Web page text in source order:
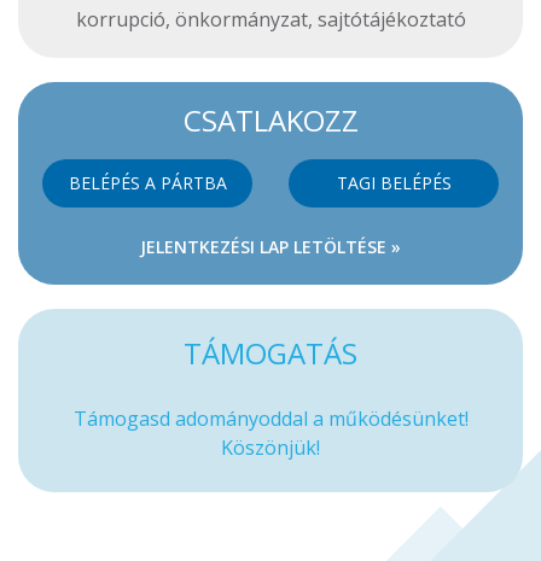
korrupció, önkormányzat, sajtótájékoztató
CSATLAKOZZ
BELÉPÉS A PÁRTBA TAGI BELÉPÉS
JELENTKEZÉSI LAP LETÖLTÉSE »
TÁMOGATÁS
Támogasd adományoddal a működésünket!
Köszönjük!